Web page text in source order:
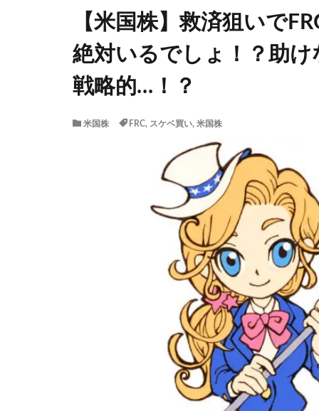
【米国株】救済狙いで
絶対いるでしょ！？助
戦略的…！？
米国株 FRC, スケベ買い, 米国株